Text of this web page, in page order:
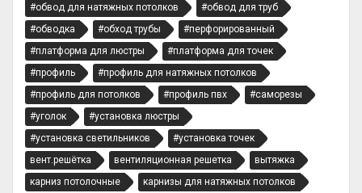
#обвод для натяжных потолков
#обвод для труб
#обводка
#обход трубы
#перфорированный
#платформа для люстры
#платформа для точек
#профиль
#профиль для натяжных потолков
#профиль для потолков
#профиль пвх
#саморезы
#уголок
#установка люстры
#установка светильников
#установка точек
вент.решётка
вентиляционная решетка
вытяжка
карниз потолочные
карнизы для натяжных потолков